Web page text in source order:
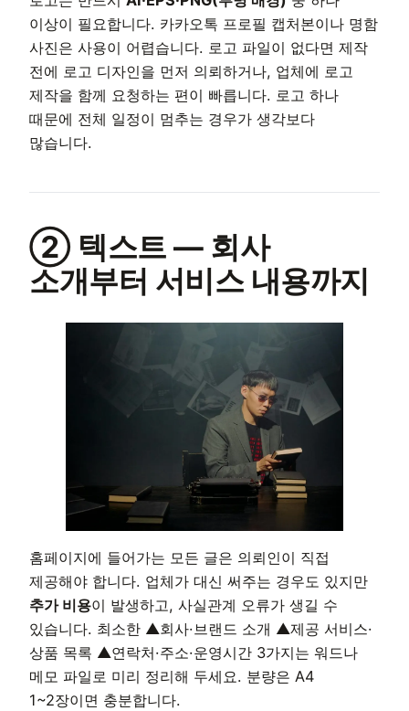
이상이 필요합니다. 카카오톡 프로필 캡처본이나 명함
사진은 사용이 어렵습니다. 로고 파일이 없다면 제작
전에 로고 디자인을 먼저 의뢰하거나, 업체에 로고
제작을 함께 요청하는 편이 빠릅니다. 로고 하나
때문에 전체 일정이 멈추는 경우가 생각보다
많습니다.
② 텍스트 — 회사
소개부터 서비스 내용까지
홈페이지에 들어가는 모든 글은 의뢰인이 직접
제공해야 합니다. 업체가 대신 써주는 경우도 있지만
추가 비용이 발생하고, 사실관계 오류가 생길 수
있습니다. 최소한 ▲회사·브랜드 소개 ▲제공 서비스·
상품 목록 ▲연락처·주소·운영시간 3가지는 워드나
메모 파일로 미리 정리해 두세요. 분량은 A4
1~2장이면 충분합니다.